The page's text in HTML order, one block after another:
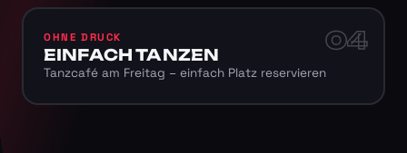
04
OHNE DRUCK
EINFACH TANZEN
Tanzcafé am Freitag – einfach Platz reservieren